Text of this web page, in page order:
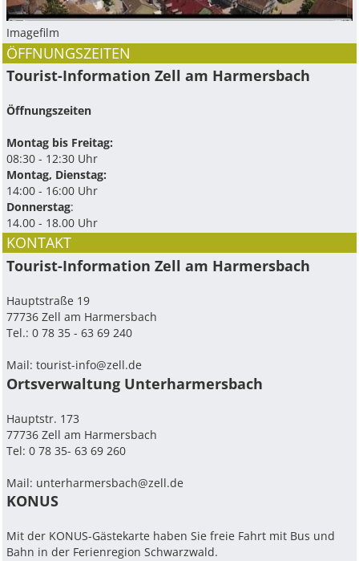
Imagefilm
ÖFFNUNGSZEITEN
Tourist-Information Zell am Harmersbach
Öffnungszeiten
Montag bis Freitag:
08:30 - 12:30 Uhr
Montag, Dienstag:
14:00 - 16:00 Uhr
Donnerstag:
14.00 - 18.00 Uhr
KONTAKT
Tourist-Information Zell am Harmersbach
Hauptstraße 19
77736 Zell am Harmersbach
Tel.: 0 78 35 - 63 69 240
Mail:tourist-info@zell.de
Ortsverwaltung Unterharmersbach
Hauptstr. 173
77736 Zell am Harmersbach
Tel: 0 78 35- 63 69 260
Mail: unterharmersbach@zell.de
KONUS
Mit der KONUS-Gästekarte haben Sie freie Fahrt mit Bus und
Bahn in der Ferienregion Schwarzwald.